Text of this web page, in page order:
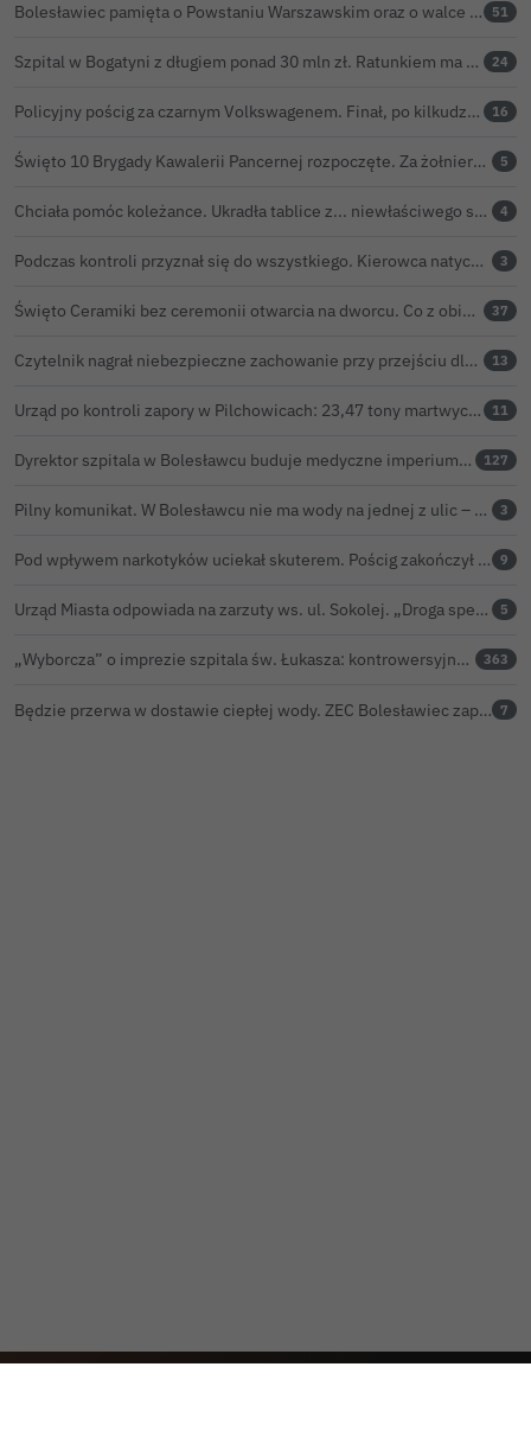
Bolesławiec pamięta o Powstaniu Warszawskim oraz o walce powstańców z faszyzmem 51
Szpital w Bogatyni z długiem ponad 30 mln zł. Ratunkiem ma być połączenie z Bolesławcem 24
Policyjny pościg za czarnym Volkswagenem. Finał, po kilkudziesięciu kilometrach, w rowie. Wideo 16
Święto 10 Brygady Kawalerii Pancernej rozpoczęte. Za żołnierzami pierwszy dzień uroczystości 5
Chciała pomóc koleżance. Ukradła tablice z... niewłaściwego samochodu 4
Podczas kontroli przyznał się do wszystkiego. Kierowca natychmiast stracił prawo jazdy 3
Święto Ceramiki bez ceremonii otwarcia na dworcu. Co z obietnicą prezydenta Bolesławca? 37
Czytelnik nagrał niebezpieczne zachowanie przy przejściu dla pieszych w Bolesławcu 13
Urząd po kontroli zapory w Pilchowicach: 23,47 tony martwych ryb i zawiadomienie do prokuratury 11
Dyrektor szpitala w Bolesławcu buduje medyczne imperium. „Gazeta Wyborcza” opisuje jego działalność w całej Polsce 127
Pilny komunikat. W Bolesławcu nie ma wody na jednej z ulic – trwa usuwanie awarii 3
Pod wpływem narkotyków uciekał skuterem. Pościg zakończył w polu kukurydzy 9
Urząd Miasta odpowiada na zarzuty ws. ul. Sokolej. „Droga spełnia wszystkie normy” 5
„Wyborcza” o imprezie szpitala św. Łukasza: kontrowersyjna gala dla pracowników 363
Będzie przerwa w dostawie ciepłej wody. ZEC Bolesławiec zapowiada prace remontowe 7